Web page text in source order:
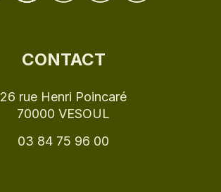
CONTACT
26 rue Henri Poincaré
70000 VESOUL
03 84 75 96 00